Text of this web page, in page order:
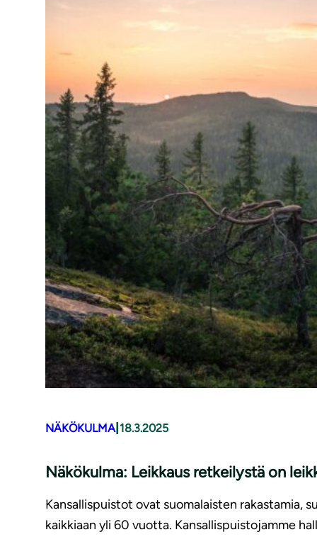
NÄKÖKULMA| 18.3.2025
Näkökulma: Leikkaus retkeilystä on
Kansallispuistot ovat suomalaisten rakastamia,
kaikkiaan yli 60 vuotta. Kansallispuistojamme